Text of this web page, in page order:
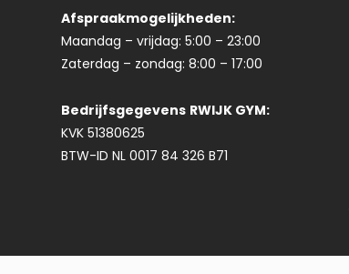
Afspraakmogelijkheden:
Maandag – vrijdag: 5:00 – 23:00
Zaterdag – zondag: 8:00 – 17:00
Bedrijfsgegevens RWIJK GYM:
KVK 51380625
BTW-ID NL 0017 84 326 B71